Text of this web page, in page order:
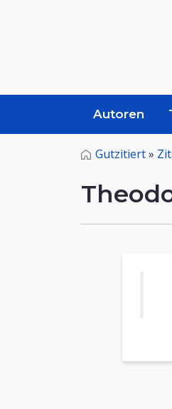
Autoren
Gutzitiert»